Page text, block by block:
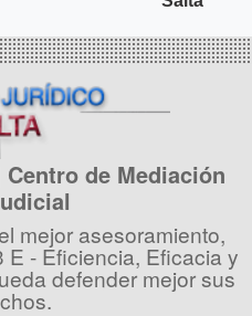
de Mediación
mejor asesoramiento,
- Eficiencia, Eficacia y
defender mejor sus